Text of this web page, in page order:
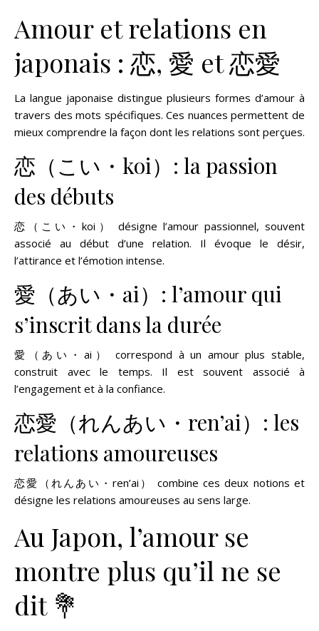
Amour et relations en
japonais : 恋, 愛 et 恋愛
La langue japonaise distingue plusieurs formes d’amour à
travers des mots spécifiques. Ces nuances permettent de
mieux comprendre la façon dont les relations sont perçues.
恋（こい・koi）: la passion
des débuts
恋（こい・koi） désigne l’amour passionnel, souvent
associé au début d’une relation. Il évoque le désir,
l’attirance et l’émotion intense.
愛（あい・ai）: l’amour qui
s’inscrit dans la durée
愛（あい・ai） correspond à un amour plus stable,
construit avec le temps. Il est souvent associé à
l’engagement et à la confiance.
恋愛（れんあい・ren’ai）: les
relations amoureuses
恋愛（れんあい・ren’ai） combine ces deux notions et
désigne les relations amoureuses au sens large.
Au Japon, l’amour se
montre plus qu’il ne se
dit 💐